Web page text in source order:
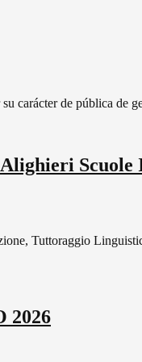
carácter de pública
Tuttoraggio
2026